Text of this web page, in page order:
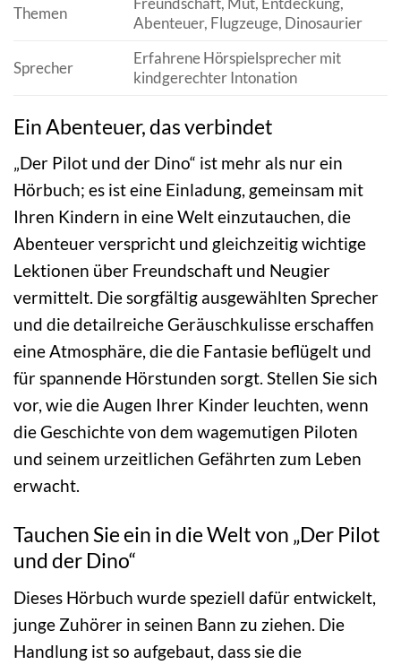
Themen
Abenteuer, Flugzeuge, Dinosaurier
Sprecher
Erfahrene Hörspielsprecher mit
kindgerechter Intonation
Ein Abenteuer, das verbindet
„Der Pilot und der Dino“ ist mehr als nur ein
Hörbuch; es ist eine Einladung, gemeinsam mit
Ihren Kindern in eine Welt einzutauchen, die
Abenteuer verspricht und gleichzeitig wichtige
Lektionen über Freundschaft und Neugier
vermittelt. Die sorgfältig ausgewählten Sprecher
und die detailreiche Geräuschkulisse erschaffen
eine Atmosphäre, die die Fantasie beflügelt und
für spannende Hörstunden sorgt. Stellen Sie sich
vor, wie die Augen Ihrer Kinder leuchten, wenn
die Geschichte von dem wagemutigen Piloten
und seinem urzeitlichen Gefährten zum Leben
erwacht.
Tauchen Sie ein in die Welt von „Der Pilot
und der Dino“
Dieses Hörbuch wurde speziell dafür entwickelt,
junge Zuhörer in seinen Bann zu ziehen. Die
Handlung ist so aufgebaut, dass sie die